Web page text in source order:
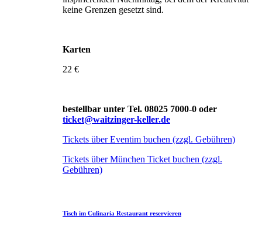
keine Grenzen gesetzt sind.
Karten
22 €
bestellbar unter Tel. 08025 7000-0 oder
ticket@waitzinger-keller.de
Tickets über Eventim buchen (zzgl. Gebühren)
Tickets über München Ticket buchen (zzgl.
Gebühren)
Tisch im Culinaria Restaurant reservieren